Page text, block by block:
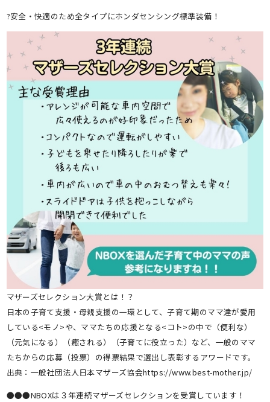
?安全・快適のため全タイプにホンダセンシング標準装備！
マザーズセレクション大賞とは！？
日本の子育て支援・母親支援の一環として、子育て期のママ達が愛用
している<モノ>や、ママたちの応援となる<コト>の中で（便利な）
（元気になる）（癒される）（子育てに役立った）など、一般のママ
たちからの応募（投票）の得票結果で選出し表彰するアワードです。
出典：一般社団法人日本マザーズ協会https://www.best-mother.jp/
●●●NBOXは３年連続マザーズセレクションを受賞しています！